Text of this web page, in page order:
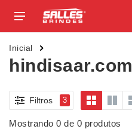
Inicial
hindisaar.com
Filtros 3
Mostrando 0 de 0 produtos